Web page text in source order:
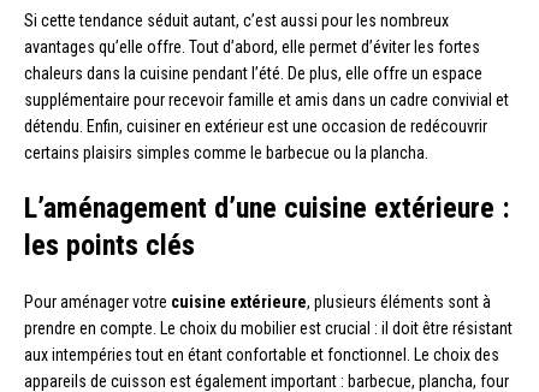
Si cette tendance séduit autant, c’est aussi pour les nombreux
avantages qu’elle offre. Tout d’abord, elle permet d’éviter les fortes
chaleurs dans la cuisine pendant l’été. De plus, elle offre un espace
supplémentaire pour recevoir famille et amis dans un cadre convivial et
détendu. Enfin, cuisiner en extérieur est une occasion de redécouvrir
certains plaisirs simples comme le barbecue ou la plancha.
L’aménagement d’une cuisine extérieure :
les points clés
Pour aménager votre cuisine extérieure, plusieurs éléments sont à
prendre en compte. Le choix du mobilier est crucial : il doit être résistant
aux intempéries tout en étant confortable et fonctionnel. Le choix des
appareils de cuisson est également important : barbecue, plancha, four